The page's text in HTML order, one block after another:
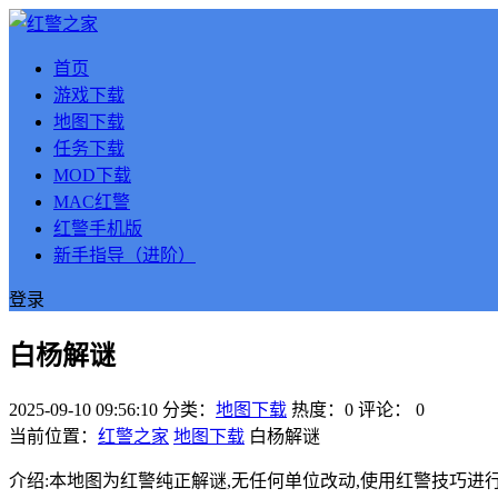
首页
游戏下载
地图下载
任务下载
MOD下载
MAC红警
红警手机版
新手指导（进阶）
登录
白杨解谜
2025-09-10 09:56:10 分类： 地图下载 热度：0 评论：
0
当前位置： 红警之家 地图下载 白杨解谜
介绍:本地图为红警纯正解谜,无任何单位改动,使用红警技巧进